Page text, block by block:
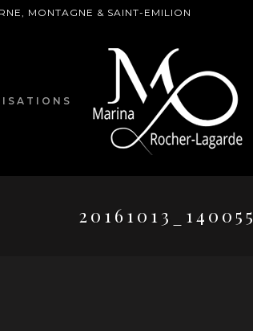
MONTAGNE & SAINT-EMILION
20161013_140055